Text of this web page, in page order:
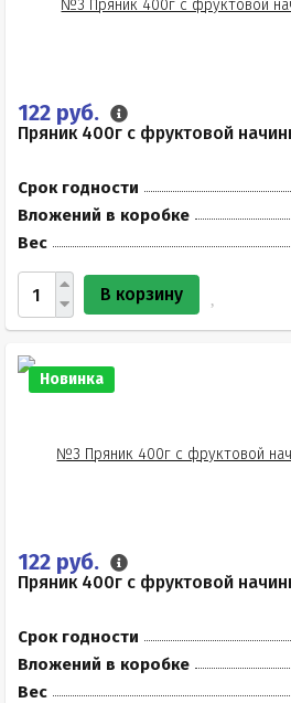
122 руб.
Пряник 400г с фруктовой
Срок годности
Вложений в коробке
Вес
В корзину
Новинка
122 руб.
Пряник 400г с фруктовой
Срок годности
Вложений в коробке
Вес